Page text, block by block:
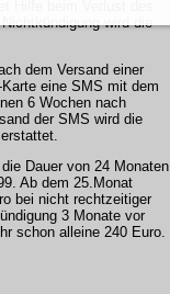
wird die
dem Versand einer
eine SMS mit dem
6 Wochen nach
der SMS wird die
Dauer von 24 Monaten
Ab dem 25.Monat
bei nicht rechtzeitiger
3 Monate vor
schon alleine 240 Euro.